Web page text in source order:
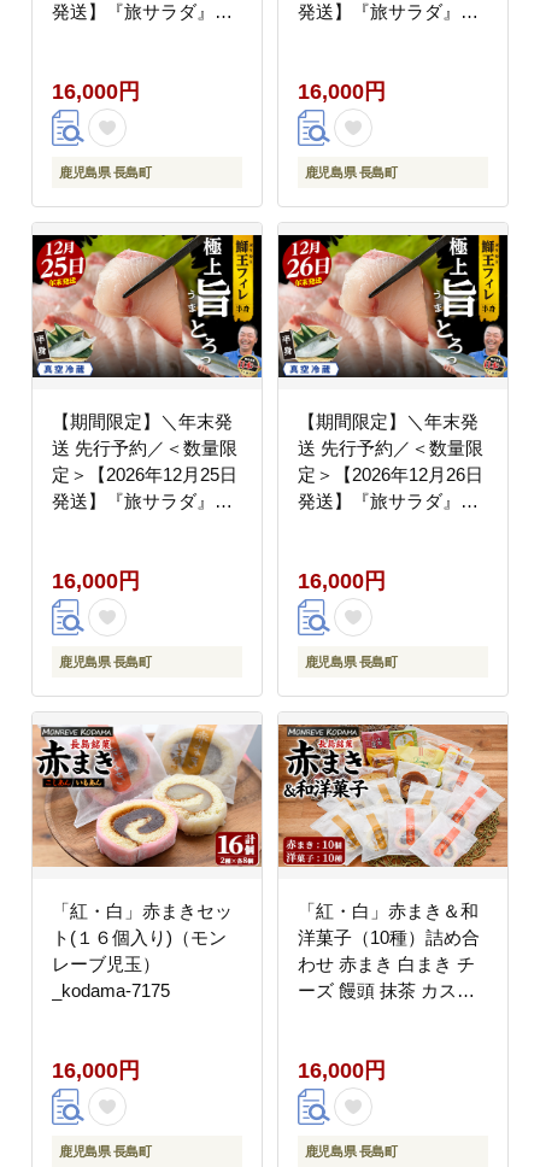
発送】『旅サラダ』で
1.5kg・フィレ1枚) 産地
直送 新鮮 旨味が抜群の
長島町 特産品 ブランド
ぶり 鰤 ブリ 切り身 真
ぶ しゃぶしゃぶ 魚 魚
介 人気 ランキング 年
末年始発送 【JFA】
_jfa-1630-23
16,000円
鹿児島県 長島町
発送】『旅サラダ』で
1.5kg・フィレ1枚) 産地
直送 新鮮 旨味が抜群の
長島町 特産品 ブランド
ぶり 鰤 ブリ 切り身 真
ぶ しゃぶしゃぶ 魚 魚
介 人気 ランキング 年
末年始発送 【JFA】
_jfa-1630-24
16,000円
鹿児島県 長島町
【期間限定】＼年末発
送 先行予約／＜数量限
定＞【2026年12月25日
発送】『旅サラダ』で
1.5kg・フィレ1枚) 産地
直送 新鮮 旨味が抜群の
長島町 特産品 ブランド
ぶり 鰤 ブリ 切り身 真
ぶ しゃぶしゃぶ 魚 魚
介 人気 ランキング 年
末年始発送 【JFA】
_jfa-1630-25
16,000円
鹿児島県 長島町
【期間限定】＼年末発
送 先行予約／＜数量限
定＞【2026年12月26日
発送】『旅サラダ』で
1.5kg・フィレ1枚) 産地
直送 新鮮 旨味が抜群の
長島町 特産品 ブランド
ぶり 鰤 ブリ 切り身 真
ぶ しゃぶしゃぶ 魚 魚
介 人気 ランキング 年
末年始発送 【JFA】
_jfa-1630-26
16,000円
鹿児島県 長島町
「紅・白」赤まきセッ
ト(１６個入り)（モン
レーブ児玉）
_kodama-7175
16,000円
鹿児島県 長島町
「紅・白」赤まき＆和
洋菓子（10種）詰め合
わせ 赤まき 白まき チ
ーズ 饅頭 抹茶 カステ
【モンレーブ児玉】
_kodama-7180
16,000円
鹿児島県 長島町